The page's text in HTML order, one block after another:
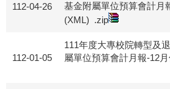
112-04-26
基金附屬單位預算會計月
(XML) .zip
112-01-05
111年度大專校院轉型及
屬單位預算會計月報-12